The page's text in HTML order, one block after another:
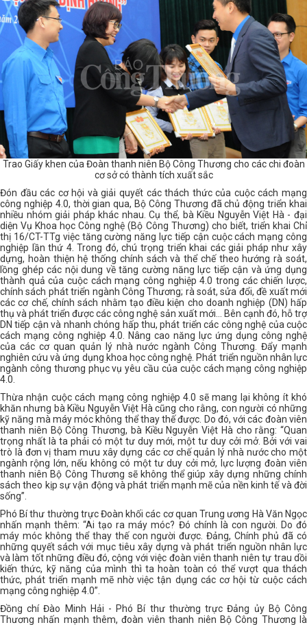
Trao Giấy khen của Đoàn thanh niên Bộ Công Thương cho các chi đoàn
cơ sở có thành tích xuất sắc
Đón đầu các cơ hội và giải quyết các thách thức của cuộc cách mạng
công nghiệp 4.0, thời gian qua, Bộ Công Thương đã chủ động triển khai
nhiều nhóm giải pháp khác nhau. Cụ thể, bà Kiều Nguyễn Việt Hà - đại
diện Vụ Khoa học Công nghệ (Bộ Công Thương) cho biết, triển khai Chỉ
thị 16/CT-TTg việc tăng cường năng lực tiếp cận cuộc cách mạng công
nghiệp lần thứ 4. Trong đó, chú trọng triển khai các giải pháp như xây
dựng, hoàn thiện hệ thống chính sách và thể chế theo hướng rà soát,
lồng ghép các nội dung về tăng cường năng lực tiếp cận và ứng dụng
thành quả của cuộc cách mạng công nghiệp 4.0 trong các chiến lược,
chính sách phát triển ngành Công Thương; rà soát, sửa đổi, đề xuất mới
các cơ chế, chính sách nhằm tạo điều kiện cho doanh nghiệp (DN) hấp
thụ và phát triển được các công nghệ sản xuất mới… Bên cạnh đó, hỗ trợ
DN tiếp cận và nhanh chóng hấp thu, phát triển các công nghệ của cuộc
cách mạng công nghiệp 4.0. Nâng cao năng lực ứng dụng công nghệ
của các cơ quan quản lý nhà nước ngành Công Thương. Đẩy mạnh
nghiên cứu và ứng dụng khoa học công nghệ. Phát triển nguồn nhân lực
ngành công thương phục vụ yêu cầu của cuộc cách mạng công nghiệp
4.0.
Thừa nhận cuộc cách mạng công nghiệp 4.0 sẽ mang lại không ít khó
khăn nhưng bà Kiều Nguyễn Việt Hà cũng cho rằng, con người có những
kỹ năng mà máy móc không thể thay thế được. Do đó, với các đoàn viên
thanh niên Bộ Công Thương, bà Kiều Nguyễn Việt Hà cho rằng: “Quan
trọng nhất là ta phải có một tư duy mới, một tư duy cởi mở. Bởi với vai
trò là đơn vị tham mưu xây dựng các cơ chế quản lý nhà nước cho một
ngành rộng lớn, nếu không có một tư duy cởi mở, lực lượng đoàn viên
thanh niên Bộ Công Thương sẽ không thể giúp xây dựng những chính
sách theo kịp sự vận động và phát triển mạnh mẽ của nền kinh tế và đời
sống”.
Phó Bí thư thường trực Đoàn khối các cơ quan Trung ương Hà Văn Ngọc
nhấn mạnh thêm: “Ai tạo ra máy móc? Đó chính là con người. Do đó
máy móc không thể thay thế con người được. Đảng, Chính phủ đã có
những quyết sách với mục tiêu xây dựng và phát triển nguồn nhân lực
và làm tốt những điều đó, cộng với việc đoàn viên thanh niên tự trau dồi
kiến thức, kỹ năng của mình thì ta hoàn toàn có thể vượt qua thách
thức, phát triển mạnh mẽ nhờ việc tận dụng các cơ hội từ cuộc cách
mạng công nghiệp 4.0”.
Đồng chí Đào Minh Hải - Phó Bí thư thường trực Đảng ủy Bộ Công
Thương nhấn mạnh thêm, đoàn viên thanh niên Bộ Công Thương là